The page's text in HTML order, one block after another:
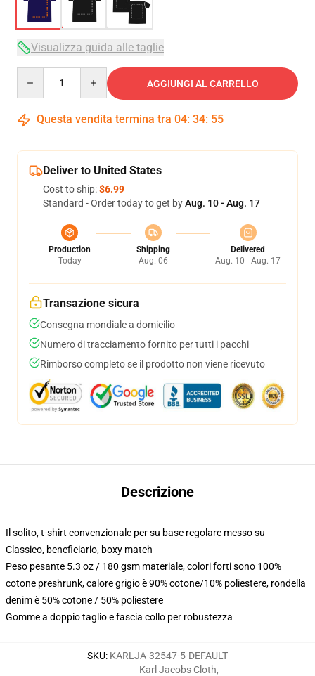
Visualizza guida alle taglie
AGGIUNGI AL CARRELLO
Questa vendita termina tra 04: 34: 54
Deliver to United States
Cost to ship:$6.99
Standard - Order today to get byAug. 10 - Aug. 17
Production
Today
Shipping
Aug. 06
Delivered
Aug. 10 - Aug. 17
Transazione sicura
Consegna mondiale a domicilio
Numero di tracciamento fornito per tutti i pacchi
Rimborso completo se il prodotto non viene ricevuto
Descrizione
Il solito, t-shirt convenzionale per su base regolare messo su
Classico, beneficiario, boxy match
Peso pesante 5.3 oz / 180 gsm materiale, colori forti sono 100%
cotone preshrunk, calore grigio è 90% cotone/10% poliestere, rondella
denim è 50% cotone / 50% poliestere
Gomme a doppio taglio e fascia collo per robustezza
SKU: KARLJA-32547-5-DEFAULT
Karl Jacobs Cloth,